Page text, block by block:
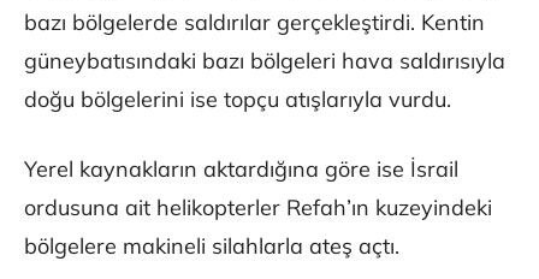
bazı bölgelerde saldırılar gerçekleştirdi. Kentin
güneybatısındaki bazı bölgeleri hava saldırısıyla
doğu bölgelerini ise topçu atışlarıyla vurdu.
Yerel kaynakların aktardığına göre ise İsrail
ordusuna ait helikopterler Refah’ın kuzeyindeki
bölgelere makineli silahlarla ateş açtı.